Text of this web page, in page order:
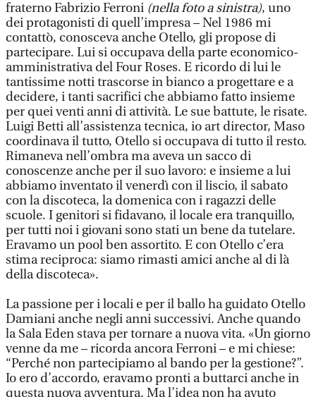
fraterno Fabrizio Ferroni (nella foto a sinistra), uno
dei protagonisti di quell’impresa – Nel 1986 mi
contattò, conosceva anche Otello, gli propose di
partecipare. Lui si occupava della parte economico-
amministrativa del Four Roses. E ricordo di lui le
tantissime notti trascorse in bianco a progettare e a
decidere, i tanti sacrifici che abbiamo fatto insieme
per quei venti anni di attività. Le sue battute, le risate.
Luigi Betti all’assistenza tecnica, io art director, Maso
coordinava il tutto, Otello si occupava di tutto il resto.
Rimaneva nell’ombra ma aveva un sacco di
conoscenze anche per il suo lavoro: e insieme a lui
abbiamo inventato il venerdì con il liscio, il sabato
con la discoteca, la domenica con i ragazzi delle
scuole. I genitori si fidavano, il locale era tranquillo,
per tutti noi i giovani sono stati un bene da tutelare.
Eravamo un pool ben assortito. E con Otello c’era
stima reciproca: siamo rimasti amici anche al di là
della discoteca».
La passione per i locali e per il ballo ha guidato Otello
Damiani anche negli anni successivi. Anche quando
la Sala Eden stava per tornare a nuova vita. «Un giorno
venne da me – ricorda ancora Ferroni – e mi chiese:
“Perché non partecipiamo al bando per la gestione?”.
Io ero d’accordo, eravamo pronti a buttarci anche in
questa nuova avventura. Ma l’idea non ha avuto